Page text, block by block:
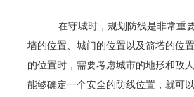
在守城时，规划防线是非常重
墙的位置、城门的位置以及箭塔的位
的位置时，需要考虑城市的地形和敌
能够确定一个安全的防线位置，就可